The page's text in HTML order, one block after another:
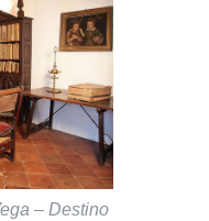
– Destino